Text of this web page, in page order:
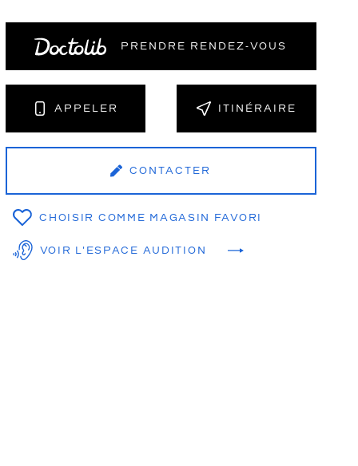
PRENDRE RENDEZ‑VOUS
APPELER ITINÉRAIRE
CONTACTER
CHOISIR COMME MAGASIN FAVORI
VOIR L'ESPACE AUDITION